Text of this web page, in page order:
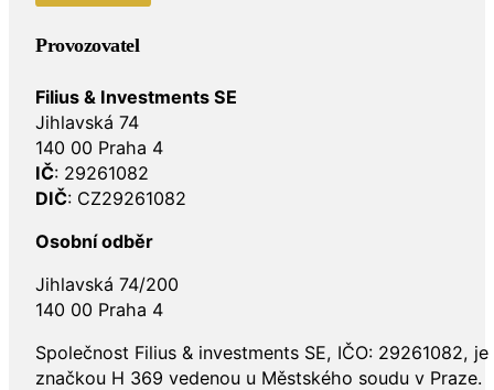
Provozovatel
Filius & Investments SE
Jihlavská 74
140 00 Praha 4
IČ: 29261082
DIČ: CZ29261082
Osobní odběr
Jihlavská 74/200
140 00 Praha 4
Společnost Filius & investments SE, IČO: 29261082,
značkou H 369 vedenou u Městského soudu v Praze.